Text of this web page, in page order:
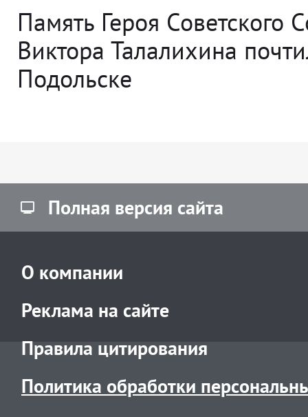
Память Героя Советского
Виктора Талалихина
Подольске
Полная версия сайта
О компании
Реклама на сайте
Правила цитирования
Политика обработки